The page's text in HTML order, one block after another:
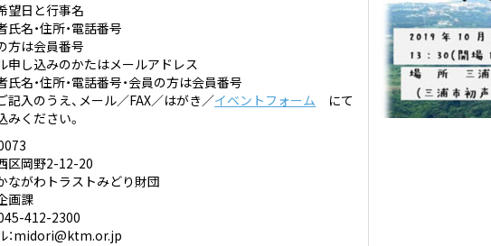
望日と行事名
名・住所・電話番号
方は会員番号
し込みのかたはメールアドレス
名・住所・電話番号・会員の方は会員番号
入のうえ、メール／FAX／はがき／イベントフォーム にて
みください。
区岡野2-12-20
かながわトラストみどり財団
画課
412-2300
：midori@ktm.or.jp